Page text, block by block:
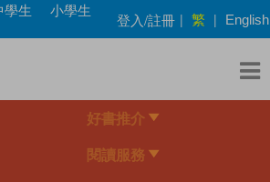
學生
小學生
登入/註冊 | 繁 | English
好書推介
閱讀服務